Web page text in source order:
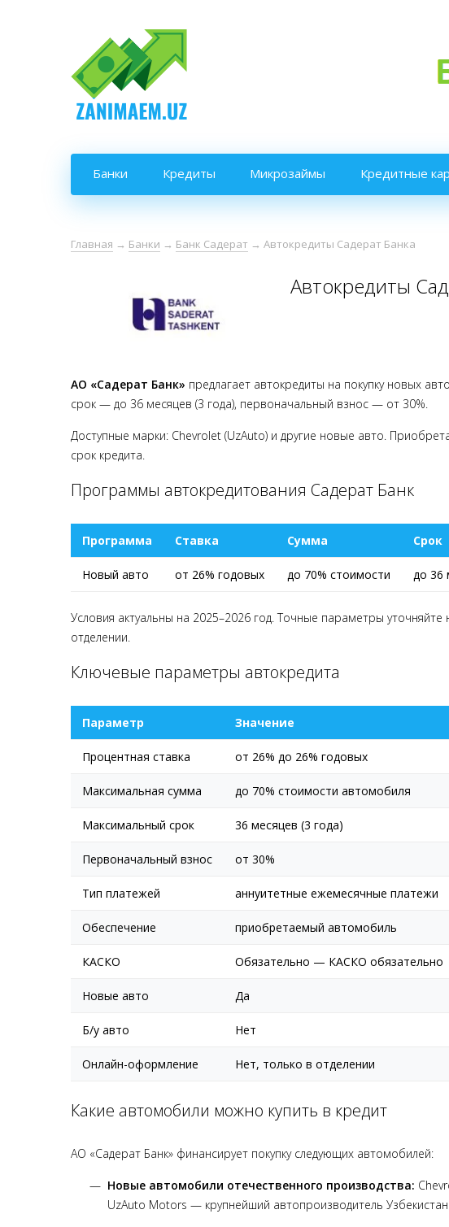
Банки Кредиты Микрозаймы Кредитные
Главная → Банки → Банк Садерат → Автокредиты Садерат Банка
Автокредиты
АО «Садерат Банк» предлагает автокредиты на покупку новых
срок — до 36 месяцев (3 года), первоначальный взнос — от 30%.
Доступные марки: Chevrolet (UzAuto) и другие новые авто.
срок кредита.
Программы автокредитования Садерат Банк
Программа Ставка Сумма Срок
Новый авто от 26% годовых до 70% стоимости до 36
Условия актуальны на 2025–2026 год. Точные параметры
отделении.
Ключевые параметры автокредита
Параметр Значение
Процентная ставка от 26% до 26% годовых
Максимальная сумма до 70% стоимости автомобиля
Максимальный срок 36 месяцев (3 года)
Первоначальный взнос от 30%
Тип платежей аннуитетные ежемесячные платежи
Обеспечение приобретаемый автомобиль
КАСКО Обязательно — КАСКО обязательно
Новые авто Да
Б/у авто Нет
Онлайн-оформление Нет, только в отделении
Какие автомобили можно купить в кредит
АО «Садерат Банк» финансирует покупку следующих автомобилей:
Новые автомобили отечественного производства:
UzAuto Motors — крупнейший автопроизводитель